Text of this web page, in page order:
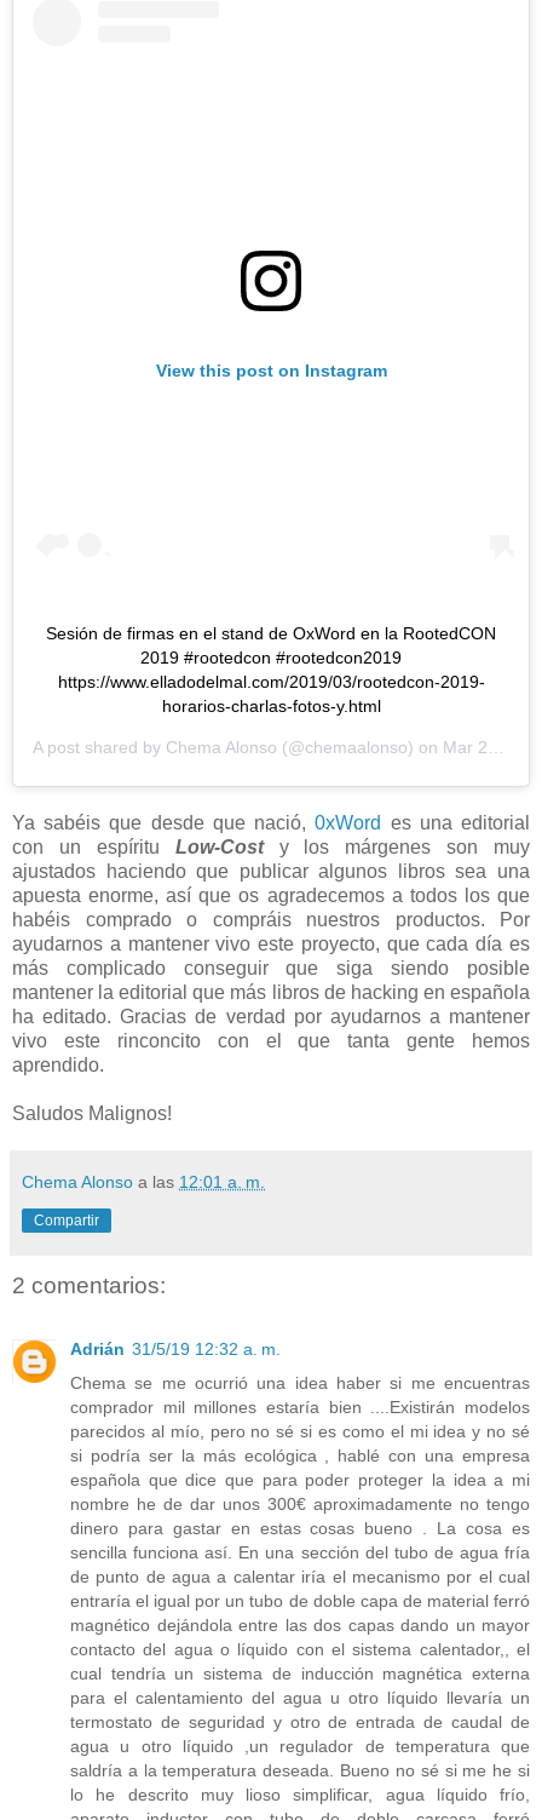
View this post on Instagram
Sesión de firmas en el stand de OxWord en la RootedCON
2019 #rootedcon #rootedcon2019
https://www.elladodelmal.com/2019/03/rootedcon-2019-
horarios-charlas-fotos-y.html
A post shared by Chema Alonso (@chemaalonso) on Mar 28, 2019 at 3:43am PDT
Ya sabéis que desde que nació,0xWord es una editorial
con un espíritu Low-Costy los márgenes son muy
ajustados haciendo que publicar algunos libros sea una
apuesta enorme, así que os agradecemos a todos los que
habéis comprado o compráis nuestros productos. Por
ayudarnos a mantener vivo este proyecto, que cada día es
más complicado conseguir que siga siendo posible
mantener la editorial que más libros de hacking en española
ha editado. Gracias de verdad por ayudarnos a mantener
vivo este rinconcito con el que tanta gente hemos
aprendido.
Saludos Malignos!
Chema Alonso a las 12:01 a. m.
Compartir
2 comentarios:
Adrián 31/5/19 12:32 a. m.
Chema se me ocurrió una idea haber si me encuentras
comprador mil millones estaría bien ....Existirán modelos
parecidos al mío, pero no sé si es como el mi idea y no sé
si podría ser la más ecológica , hablé con una empresa
española que dice que para poder proteger la idea a mi
nombre he de dar unos 300€ aproximadamente no tengo
dinero para gastar en estas cosas bueno . La cosa es
sencilla funciona así. En una sección del tubo de agua fría
de punto de agua a calentar iría el mecanismo por el cual
entraría el igual por un tubo de doble capa de material ferró
magnético dejándola entre las dos capas dando un mayor
contacto del agua o líquido con el sistema calentador,, el
cual tendría un sistema de inducción magnética externa
para el calentamiento del agua u otro líquido llevaría un
termostato de seguridad y otro de entrada de caudal de
agua u otro líquido ,un regulador de temperatura que
saldría a la temperatura deseada. Bueno no sé si me he si
lo he descrito muy lioso simplificar, agua líquido frío,